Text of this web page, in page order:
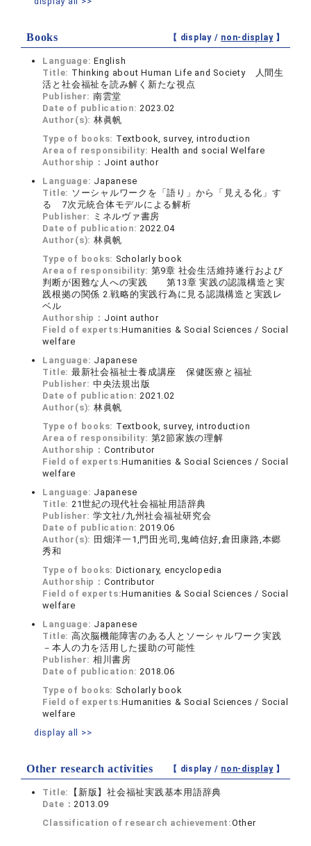
Books 【 display / non-display】
Language:English
Title: Thinking about Human Life and Society 人間生
活と社会福祉を読み解く新たな視点
Publisher: 南雲堂
Date of publication:2023.02
Author(s): 林眞帆
Type of books: Textbook, survey, introduction
Area of responsibility: Health and social Welfare
Authorship： Joint author
Language: Japanese
Title: ソーシャルワークを「語り」から「見える化」す
る 7次元統合体モデルによる解析
Publisher: ミネルヴァ書房
Date of publication:2022.04
Author(s): 林眞帆
Type of books: Scholarly book
Area of responsibility: 第9章 社会生活維持遂行および
判断が困難な人への実践 第13章 実践の認識構造と実
践根拠の関係 2.戦略的実践行為に見る認識構造と実践レ
ベル
Authorship： Joint author
Field of experts:Humanities & Social Sciences / Social
welfare
Language: Japanese
Title: 最新社会福祉士養成講座 保健医療と福祉
Publisher: 中央法規出版
Date of publication:2021.02
Author(s): 林眞帆
Type of books: Textbook, survey, introduction
Area of responsibility: 第2節家族の理解
Authorship： Contributor
Field of experts:Humanities & Social Sciences / Social
welfare
Language: Japanese
Title: 21世紀の現代社会福祉用語辞典
Publisher: 学文社/九州社会福祉研究会
Date of publication:2019.06
Author(s): 田畑洋一1,門田光司,鬼崎信好,倉田康路,本郷
秀和
Type of books: Dictionary, encyclopedia
Authorship： Contributor
Field of experts:Humanities & Social Sciences / Social
welfare
Language: Japanese
Title: 高次脳機能障害のある人とソーシャルワーク実践
－本人の力を活用した援助の可能性
Publisher: 相川書房
Date of publication:2018.06
Type of books: Scholarly book
Field of experts:Humanities & Social Sciences / Social
welfare
display all >>
Other research activities 【 display / non-display】
Title:
【新版】社会福祉実践基本用語辞典
Date：2013.09
Classification of research achievement:Other